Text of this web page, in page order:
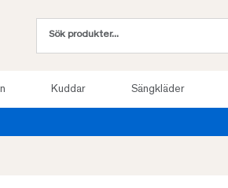
Kuddar Sängkläder